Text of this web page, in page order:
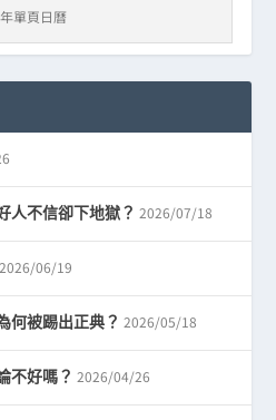
單頁日曆
人不信卻下地獄？ 2026/07/18
2026/06/19
何被踢出正典？ 2026/05/18
不好嗎？ 2026/04/26